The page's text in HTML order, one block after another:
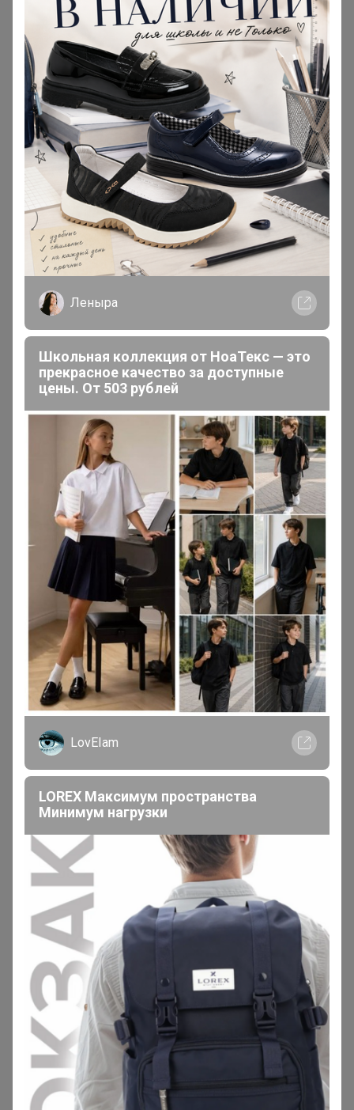
В теме "Брендовые кроссовки с БЕСПЛАТНОЙ
доставкой! Зимняя коллекция!"
23 ноября, 2022 14:11
Паприка, добрый день. Когда планируется развоз по
__Anna__93__
Мастер СП
В теме "СП258 Sport бренды КРОССОВКИ - Nike
Reebok Adidas** СЕЗОННАЯ РАСПРОДАЖА - 50%;
БЕСПЛАТНАЯ ДОСТАВКА (Копии)"
30 марта, 2021 09:34
Даурия, добрый день, подскажите, можете
посмотреть наличие до стопа, чтобы можно было
перезаказать другие кроссовки?
— __Anna__93__
ДД! Делаю заказ поставщику. Если размера уже
нет, то возможно сделать дозаказ.
— Даурия
Добрый день. Вы говорили, что можно сделать
дозаказ, если не будет размера. Это возможно?
Потому что отказ вы поставили вместе с оплатой.
ДД!
У вас включено в счет кроссовки.
— Даурия
Мне вторые были важнее😭
__Anna__93__
Мастер СП
В теме "СП258 Sport бренды КРОССОВКИ - Nike
Reebok Adidas** СЕЗОННАЯ РАСПРОДАЖА - 50%;
Леныра
Школьная коллекция от НоаТекс — это
прекрасное качество за доступные
цены. От 503 рублей
LovEIam
LOREX Максимум пространства
Минимум нагрузки